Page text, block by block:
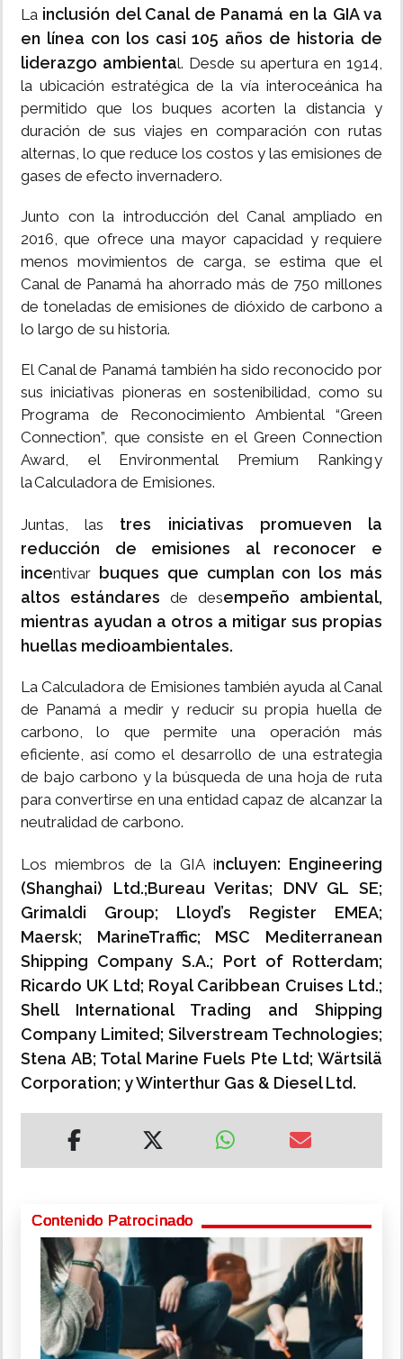
La inclusión del Canal de Panamá en la GIA va
en línea con los casi 105 años de historia de
liderazgo ambiental. Desde su apertura en 1914,
la ubicación estratégica de la vía interoceánica ha
permitido que los buques acorten la distancia y
duración de sus viajes en comparación con rutas
alternas, lo que reduce los costos y las emisiones de
gases de efecto invernadero.
Junto con la introducción del Canal ampliado en
2016, que ofrece una mayor capacidad y requiere
menos movimientos de carga, se estima que el
Canal de Panamá ha ahorrado más de 750 millones
de toneladas de emisiones de dióxido de carbono a
lo largo de su historia.
El Canal de Panamá también ha sido reconocido por
sus iniciativas pioneras en sostenibilidad, como su
Programa de Reconocimiento Ambiental “Green
Connection”, que consiste en el Green Connection
Award, el Environmental Premium Ranking y
la Calculadora de Emisiones.
Juntas, las tres iniciativas promueven la
reducción de emisiones al reconocer e
incentivar buques que cumplan con los más
altos estándares de desempeño ambiental,
mientras ayudan a otros a mitigar sus propias
huellas medioambientales.
La Calculadora de Emisiones también ayuda al Canal
de Panamá a medir y reducir su propia huella de
carbono, lo que permite una operación más
eficiente, así como el desarrollo de una estrategia
de bajo carbono y la búsqueda de una hoja de ruta
para convertirse en una entidad capaz de alcanzar la
neutralidad de carbono.
Los miembros de la GIA incluyen: Engineering
(Shanghai) Ltd.;Bureau Veritas; DNV GL SE;
Grimaldi Group; Lloyd’s Register EMEA;
Maersk; MarineTraffic; MSC Mediterranean
Shipping Company S.A.; Port of Rotterdam;
Ricardo UK Ltd; Royal Caribbean Cruises Ltd.;
Shell International Trading and Shipping
Company Limited; Silverstream Technologies;
Stena AB; Total Marine Fuels Pte Ltd; Wärtsilä
Corporation; y Winterthur Gas & Diesel Ltd.
Contenido Patrocinado